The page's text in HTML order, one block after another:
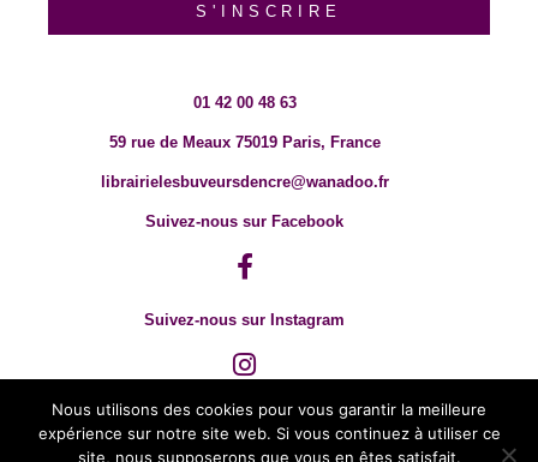
S'INSCRIRE
01 42 00 48 63
59 rue de Meaux 75019 Paris, France
librairielesbuveursdencre@wanadoo.fr
Suivez-nous sur Facebook
Suivez-nous sur Instagram
Nous utilisons des cookies pour vous garantir la meilleure
expérience sur notre site web. Si vous continuez à utiliser ce
site, nous supposerons que vous en êtes satisfait.